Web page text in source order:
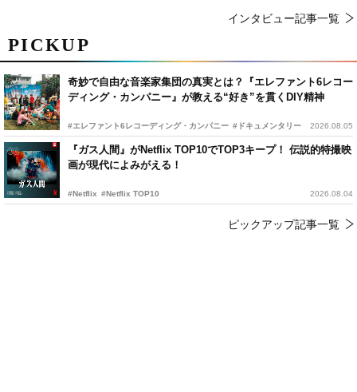
PICKUP
奇妙で自由な音楽家集団の真実とは？『エレファント6レコー
ディング・カンパニー』が教える“好き”を貫くDIY精神
#エレファント6レコーディング・カンパニー #ドキュメンタリー 2026.08.05
『ガス人間』がNetflix TOP10でTOP3キープ！ 伝説的特撮映
画が現代によみがえる！
#Netflix #Netflix TOP10 2026.08.04
ピックアップ記事一覧
インタビュー記事一覧